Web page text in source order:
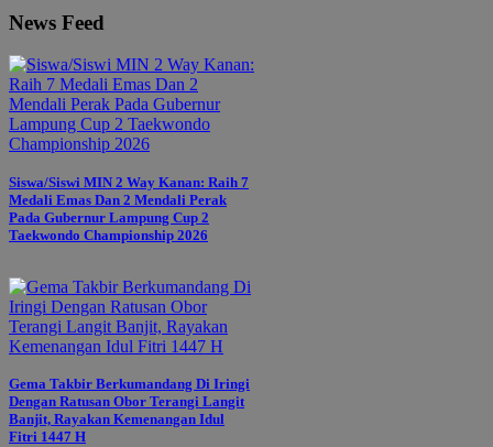
News Feed
Siswa/Siswi MIN 2 Way Kanan: Raih 7
Medali Emas Dan 2 Mendali Perak
Pada Gubernur Lampung Cup 2
Taekwondo Championship 2026
Gema Takbir Berkumandang Di Iringi
Dengan Ratusan Obor Terangi Langit
Banjit, Rayakan Kemenangan Idul
Fitri 1447 H